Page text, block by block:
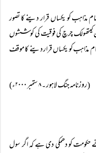
مذاہب کو یکساں قرار دینے کا تصور
چرچ کی فوقیت کی کوششوں
مذاہب کو یکساں قرار دینے کا موقف
(روزنامہ جنگ لاہور ۔ ۸ ستمبر ۲۰۰۰ء)
کو دھمکی دی ہے کہ اگر سول